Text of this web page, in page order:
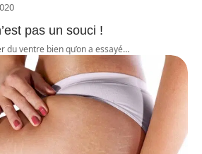
pas un souci !
du ventre bien qu’on a essayé…